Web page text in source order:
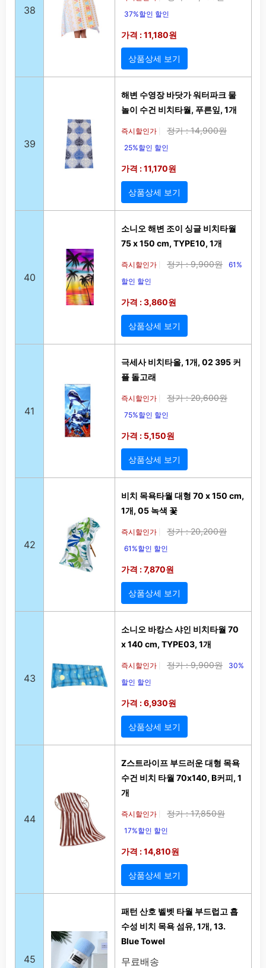
38 37%할인 할인
가격 : 11,180원
상품상세 보기
39
해변 수영장 바닷가 워터파크 물
놀이 수건 비치타월, 푸른잎, 1개
즉시할인가 정가 : 14,900원
25%할인 할인
가격 : 11,170원
상품상세 보기
40
소니오 해변 조이 싱글 비치타월
75 x 150 cm, TYPE10, 1개
즉시할인가 정가 : 9,900원
61%
할인 할인
가격 : 3,860원
상품상세 보기
41
극세사 비치타올, 1개, 02 395 커
플 돌고래
즉시할인가 정가 : 20,600원
75%할인 할인
가격 : 5,150원
상품상세 보기
42
비치 목욕타월 대형 70 x 150 cm,
1개, 05 녹색 꽃
즉시할인가 정가 : 20,200원
61%할인 할인
가격 : 7,870원
상품상세 보기
43
소니오 바캉스 샤인 비치타월 70
x 140 cm, TYPE03, 1개
즉시할인가 정가 : 9,900원
30%
할인 할인
가격 : 6,930원
상품상세 보기
44
Z스트라이프 부드러운 대형 목욕
수건 비치 타월 70x140, B커피, 1
개
즉시할인가 정가 : 17,850원
17%할인 할인
가격 : 14,810원
상품상세 보기
45
패턴 산호 벨벳 타월 부드럽고 흡
수성 비치 목욕 섬유, 1개, 13.
Blue Towel
무료배송